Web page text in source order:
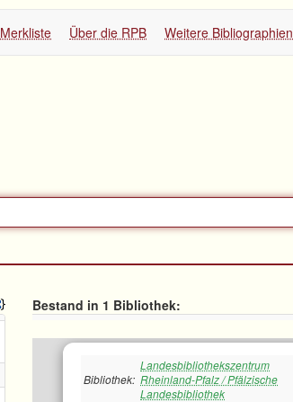
Merkliste Über die RPB Weitere Bibliographien
Bestand in 1 Bibliothek:
Bibliothek:
Landesbibliothekszentrum
Rheinland-Pfalz / Pfälzische
Landesbibliothek